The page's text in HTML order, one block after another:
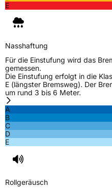
E
Nasshaftung
Für die Einstufung wird das
gemessen.
Die Einstufung erfolgt in die
E (längster Bremsweg). Der
um rund 3 bis 6 Meter.
A
B
C
D
E
Rollgeräusch